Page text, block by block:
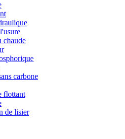
chaude
carbone
flottant
de lisier